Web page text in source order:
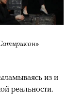
из и
реальности.